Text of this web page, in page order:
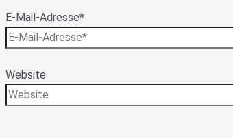
E-Mail-Adresse*
Website